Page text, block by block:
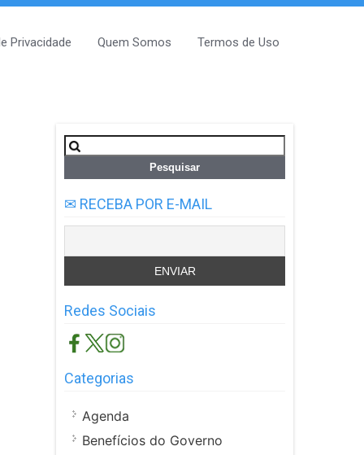
Privacidade Quem Somos Termos de Uso
Pesquisar
por:
✉ RECEBA POR E-MAIL
Redes Sociais
Categorias
Agenda
Benefícios do Governo